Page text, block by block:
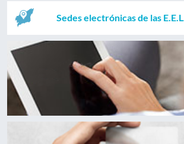
Sedes electrónicas de las